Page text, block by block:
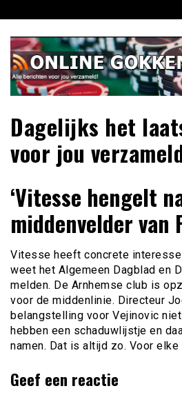
naar
inhoud
Dagelijks het
voor jou
‘Vitesse hengelt
middenvelder van
Vitesse heeft concrete
weet het Algemeen Dagblad en
melden. De Arnhemse club is
voor de middenlinie. Directeur
belangstelling voor Vejinovic
hebben een schaduwlijstje en
namen. Dat is altijd zo. Voor
Geef een reactie